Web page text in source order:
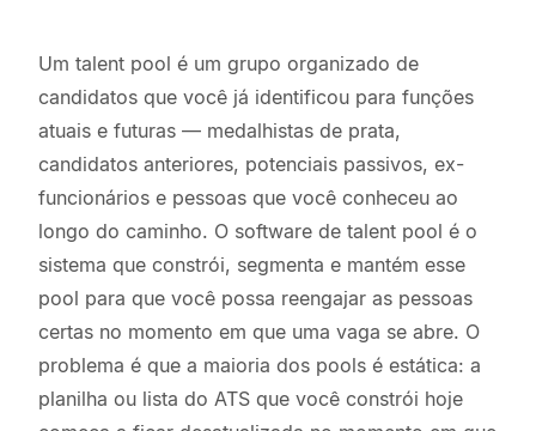
Um talent pool é um grupo organizado de
candidatos que você já identificou para funções
atuais e futuras — medalhistas de prata,
candidatos anteriores, potenciais passivos, ex-
funcionários e pessoas que você conheceu ao
longo do caminho. O software de talent pool é o
sistema que constrói, segmenta e mantém esse
pool para que você possa reengajar as pessoas
certas no momento em que uma vaga se abre. O
problema é que a maioria dos pools é estática: a
planilha ou lista do ATS que você constrói hoje